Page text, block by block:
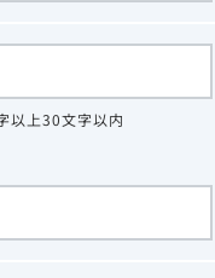
以上30文字以内